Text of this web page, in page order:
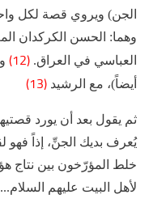
الجن) ويروي قصة لكل
وهما: الحسن الكركدان
العباسي في العراق. (12)
أيضاً)، مع الرشيد (13)
ثم يقول بعد أن يورد
يُعرف بديك الجنِّ، إذاً
خلط المؤرّخون بين نتاج
لأهل البيت عليهم‌